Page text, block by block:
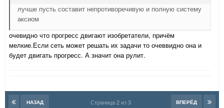
лучше пусть составит непротиворечивую и полную систему
аксиом
очевидно что прогресс двигают изобретатели, причём
мелкие.Если сеть может решать их задачи то очеввидно она и
будет двигать прогресс. А значит она рулит.
НАЗАД ВПЕРЁД
Страница 2 из 3